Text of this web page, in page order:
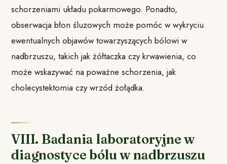
schorzeniami układu pokarmowego. Ponadto,
obserwacja błon śluzowych może pomóc w wykryciu
ewentualnych objawów towarzyszących bólowi w
nadbrzuszu, takich jak żółtaczka czy krwawienia, co
może wskazywać na poważne schorzenia, jak
cholecystektomia czy wrzód żołądka.
VIII. Badania laboratoryjne w
diagnostyce bólu w nadbrzuszu